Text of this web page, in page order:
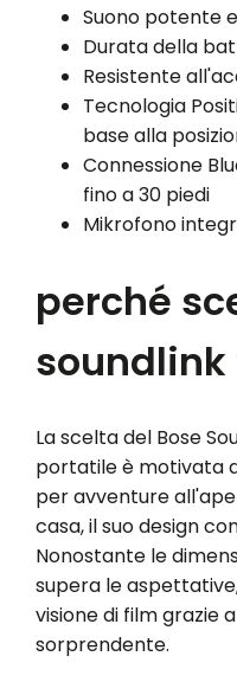
Suono potente
Durata della
Resistente
Tecnologia
base alla
Connessione
fino a 30 piedi
Mikrofono
perché
soundlink
La scelta del Bose
portatile è motivata
per avventure
casa, il suo design
Nonostante le
supera le
visione di film grazie
sorprendente.